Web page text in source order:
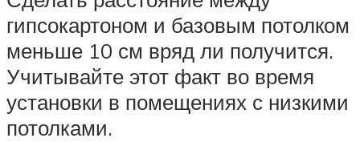
гипсокартоном и базовым потолком
меньше 10 см вряд ли получится.
Учитывайте этот факт во время
установки в помещениях с низкими
потолками.